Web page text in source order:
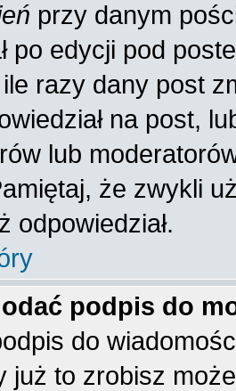
przy danym
po edycji pod
razy dany post
na post,
lub
że zwykli
odpowiedział.
podpis do
do
już to zrobisz